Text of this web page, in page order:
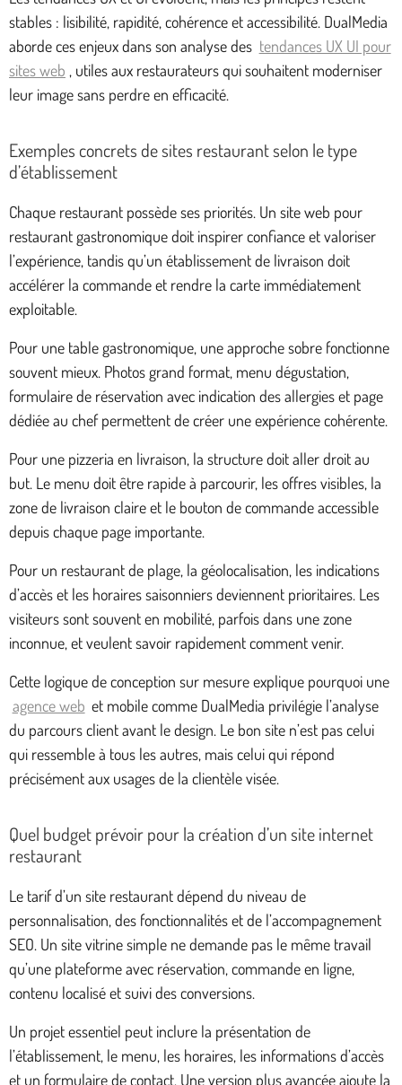
stables : lisibilité, rapidité, cohérence et accessibilité. DualMedia
aborde ces enjeux dans son analyse des tendances UX UI pour
sites web , utiles aux restaurateurs qui souhaitent moderniser
leur image sans perdre en efficacité.
Exemples concrets de sites restaurant selon le type
d’établissement
Chaque restaurant possède ses priorités. Un site web pour
restaurant gastronomique doit inspirer confiance et valoriser
l’expérience, tandis qu’un établissement de livraison doit
accélérer la commande et rendre la carte immédiatement
exploitable.
Pour une table gastronomique, une approche sobre fonctionne
souvent mieux. Photos grand format, menu dégustation,
formulaire de réservation avec indication des allergies et page
dédiée au chef permettent de créer une expérience cohérente.
Pour une pizzeria en livraison, la structure doit aller droit au
but. Le menu doit être rapide à parcourir, les offres visibles, la
zone de livraison claire et le bouton de commande accessible
depuis chaque page importante.
Pour un restaurant de plage, la géolocalisation, les indications
d’accès et les horaires saisonniers deviennent prioritaires. Les
visiteurs sont souvent en mobilité, parfois dans une zone
inconnue, et veulent savoir rapidement comment venir.
Cette logique de conception sur mesure explique pourquoi une
agence web et mobile comme DualMedia privilégie l’analyse
du parcours client avant le design. Le bon site n’est pas celui
qui ressemble à tous les autres, mais celui qui répond
précisément aux usages de la clientèle visée.
Quel budget prévoir pour la création d’un site internet
restaurant
Le tarif d’un site restaurant dépend du niveau de
personnalisation, des fonctionnalités et de l’accompagnement
SEO. Un site vitrine simple ne demande pas le même travail
qu’une plateforme avec réservation, commande en ligne,
contenu localisé et suivi des conversions.
Un projet essentiel peut inclure la présentation de
l’établissement, le menu, les horaires, les informations d’accès
et un formulaire de contact. Une version plus avancée ajoute la